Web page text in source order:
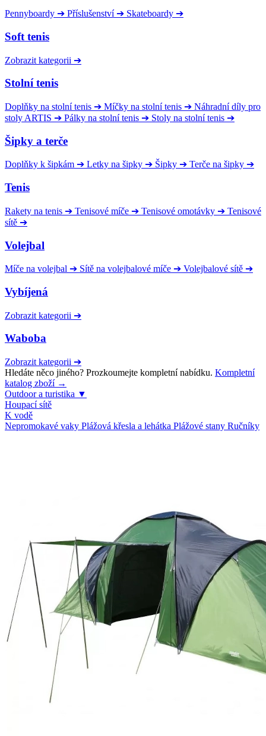
Pennyboardy ➔ Příslušenství ➔ Skateboardy ➔
Soft tenis
Zobrazit kategorii ➔
Stolní tenis
Doplňky na stolní tenis ➔ Míčky na stolní tenis ➔ Náhradní díly pro
stoly ARTIS ➔ Pálky na stolní tenis ➔ Stoly na stolní tenis ➔
Šipky a terče
Doplňky k šipkám ➔ Letky na šipky ➔ Šipky ➔ Terče na šipky ➔
Tenis
Rakety na tenis ➔ Tenisové míče ➔ Tenisové omotávky ➔ Tenisové
sítě ➔
Volejbal
Míče na volejbal ➔ Sítě na volejbalové míče ➔ Volejbalové sítě ➔
Vybíjená
Zobrazit kategorii ➔
Waboba
Zobrazit kategorii ➔
Hledáte něco jiného? Prozkoumejte kompletní nabídku. Kompletní
katalog zboží →
Outdoor a turistika ▼
Houpací sítě
K vodě
Nepromokavé vaky Plážová křesla a lehátka Plážové stany Ručníky